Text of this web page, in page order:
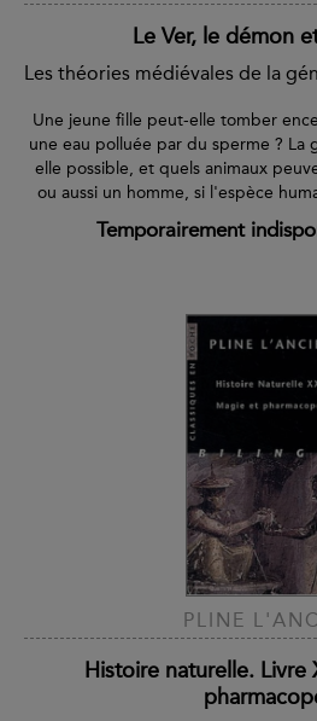
Le Ver, le démon
Les théories médiévales de la
Une jeune fille peut-elle tomber
une eau polluée par du sperme ? La
elle possible, et quels animaux
ou aussi un homme, si l'espèce
Temporairement
PLINE
Histoire naturelle. Livre